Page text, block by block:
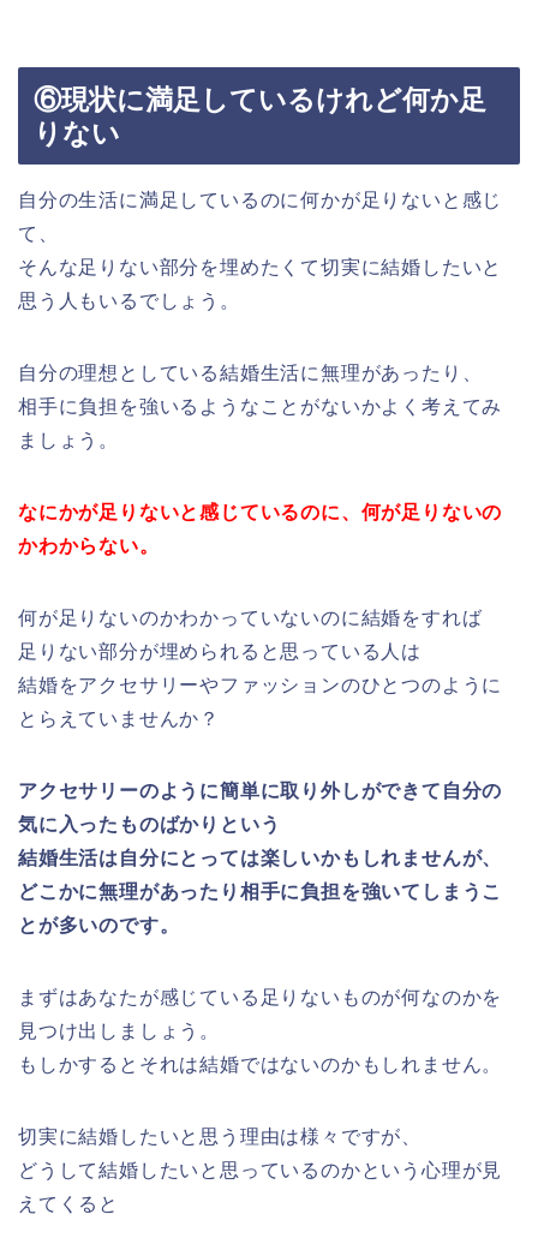
⑥現状に満足しているけれど何か足
りない
自分の生活に満足しているのに何かが足りないと感じ
て、
そんな足りない部分を埋めたくて切実に結婚したいと
思う人もいるでしょう。
自分の理想としている結婚生活に無理があったり、
相手に負担を強いるようなことがないかよく考えてみ
ましょう。
なにかが足りないと感じているのに、何が足りないの
かわからない。
何が足りないのかわかっていないのに結婚をすれば
足りない部分が埋められると思っている人は
結婚をアクセサリーやファッションのひとつのように
とらえていませんか？
アクセサリーのように簡単に取り外しができて自分の
気に入ったものばかりという
結婚生活は自分にとっては楽しいかもしれませんが、
どこかに無理があったり相手に負担を強いてしまうこ
とが多いのです。
まずはあなたが感じている足りないものが何なのかを
見つけ出しましょう。
もしかするとそれは結婚ではないのかもしれません。
切実に結婚したいと思う理由は様々ですが、
どうして結婚したいと思っているのかという心理が見
えてくると